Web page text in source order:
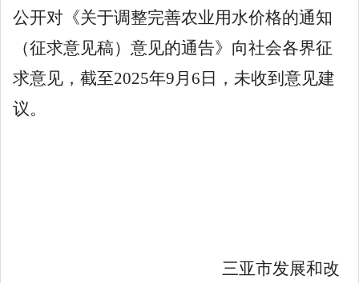
公开对 《关于调整完善农业用水价格的通知
（征求意见稿）意见的通告》向社会各界征
求意见 ，截至2025年9 月 6 日，未收到意见建
议。
三亚市发展和改